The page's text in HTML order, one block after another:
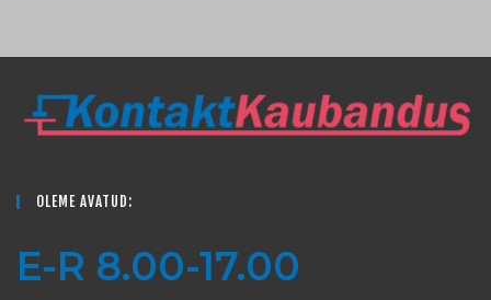
OLEME AVATUD:
E-R 8.00-17.00